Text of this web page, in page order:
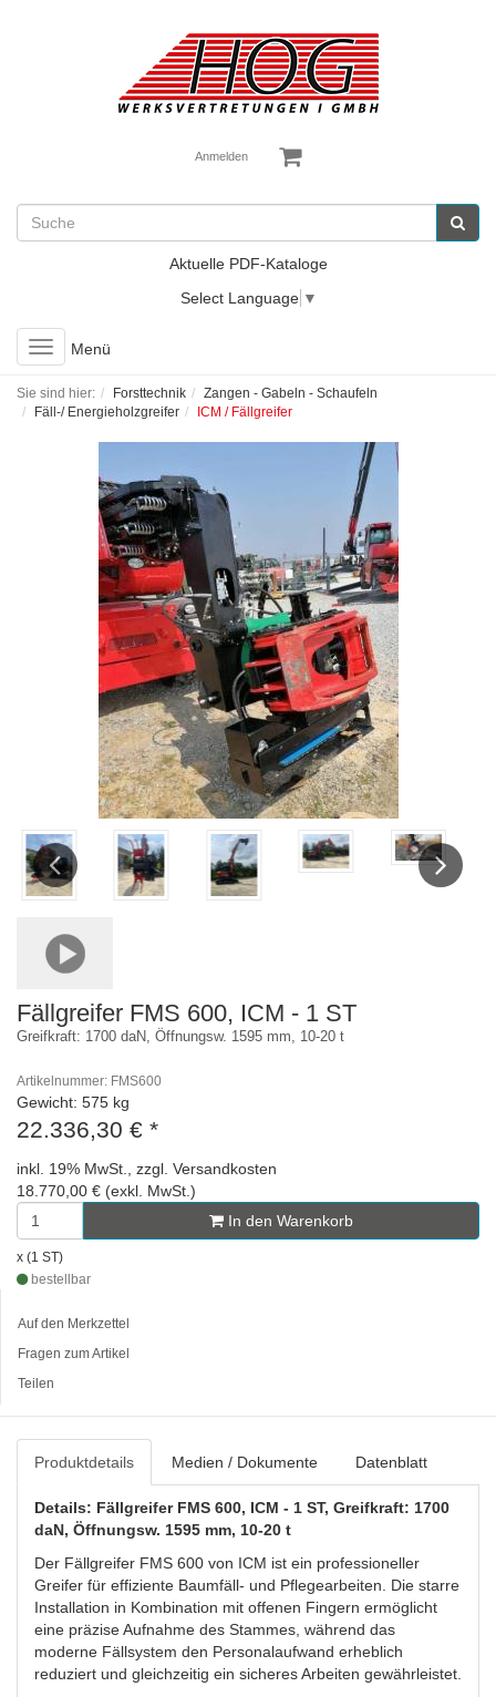
Anmelden
Aktuelle PDF-Kataloge
Select Language ▼
Toggle
navigation
Menü
Sie sind hier: Forsttechnik
Zangen - Gabeln - Schaufeln
Fäll-/ Energieholzgreifer
ICM / Fällgreifer
Previous
Fällgreifer FMS 600, ICM - 1 ST
Greifkraft: 1700 daN, Öffnungsw. 1595 mm, 10-20 t
Artikelnummer: FMS600
Gewicht: 575 kg
22.336,30 € *
inkl. 19% MwSt., zzgl. Versandkosten
18.770,00 € (exkl. MwSt.)
In den Warenkorb
x (1 ST)
bestellbar
Auf den Merkzettel
Fragen zum Artikel
Teilen
Produktdetails Medien / Dokumente Datenblatt
Details: Fällgreifer FMS 600, ICM - 1 ST, Greifkraft: 1700
daN, Öffnungsw. 1595 mm, 10-20 t
Der Fällgreifer FMS 600 von ICM ist ein professioneller
Greifer für effiziente Baumfäll- und Pflegearbeiten. Die starre
Installation in Kombination mit offenen Fingern ermöglicht
eine präzise Aufnahme des Stammes, während das
moderne Fällsystem den Personalaufwand erheblich
reduziert und gleichzeitig ein sicheres Arbeiten gewährleistet.